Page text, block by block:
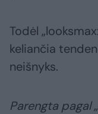
Todėl
keliančia
neišnyks.
Parengta pagal